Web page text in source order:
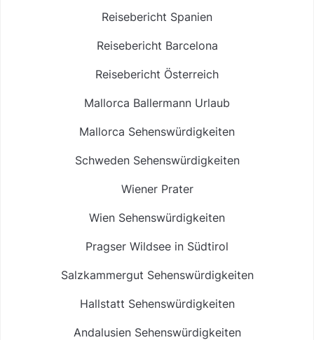
Reisebericht Spanien
Reisebericht Barcelona
Reisebericht Österreich
Mallorca Ballermann Urlaub
Mallorca Sehenswürdigkeiten
Schweden Sehenswürdigkeiten
Wiener Prater
Wien Sehenswürdigkeiten
Pragser Wildsee in Südtirol
Salzkammergut Sehenswürdigkeiten
Hallstatt Sehenswürdigkeiten
Andalusien Sehenswürdigkeiten